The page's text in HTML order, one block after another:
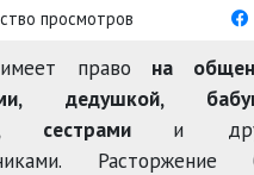
просмотров
право на
дедушкой,
сестрами и
Расторжение